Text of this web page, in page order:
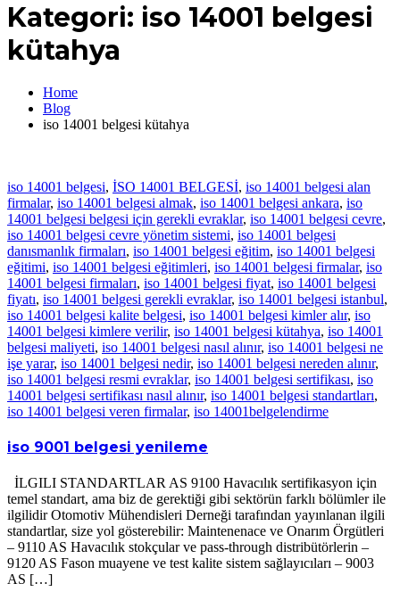
Kategori: iso 14001 belgesi
kütahya
Home
Blog
iso 14001 belgesi kütahya
iso 14001 belgesi, İSO 14001 BELGESİ, iso 14001 belgesi alan
firmalar, iso 14001 belgesi almak, iso 14001 belgesi ankara, iso
14001 belgesi belgesi için gerekli evraklar, iso 14001 belgesi cevre,
iso 14001 belgesi cevre yönetim sistemi, iso 14001 belgesi
danısmanlık firmaları, iso 14001 belgesi eğitim, iso 14001 belgesi
eğitimi, iso 14001 belgesi eğitimleri, iso 14001 belgesi firmalar, iso
14001 belgesi firmaları, iso 14001 belgesi fiyat, iso 14001 belgesi
fiyatı, iso 14001 belgesi gerekli evraklar, iso 14001 belgesi istanbul,
iso 14001 belgesi kalite belgesi, iso 14001 belgesi kimler alır, iso
14001 belgesi kimlere verilir, iso 14001 belgesi kütahya, iso 14001
belgesi maliyeti, iso 14001 belgesi nasıl alınır, iso 14001 belgesi ne
işe yarar, iso 14001 belgesi nedir, iso 14001 belgesi nereden alınır,
iso 14001 belgesi resmi evraklar, iso 14001 belgesi sertifikası, iso
14001 belgesi sertifikası nasıl alınır, iso 14001 belgesi standartları,
iso 14001 belgesi veren firmalar, iso 14001belgelendirme
iso 9001 belgesi yenileme
İLGILI STANDARTLAR AS 9100 Havacılık sertifikasyon için
temel standart, ama biz de gerektiği gibi sektörün farklı bölümler ile
ilgilidir Otomotiv Mühendisleri Derneği tarafından yayınlanan ilgili
standartlar, size yol gösterebilir: Maintenenace ve Onarım Örgütleri
– 9110 AS Havacılık stokçular ve pass-through distribütörlerin –
9120 AS Fason muayene ve test kalite sistem sağlayıcıları – 9003
AS […]